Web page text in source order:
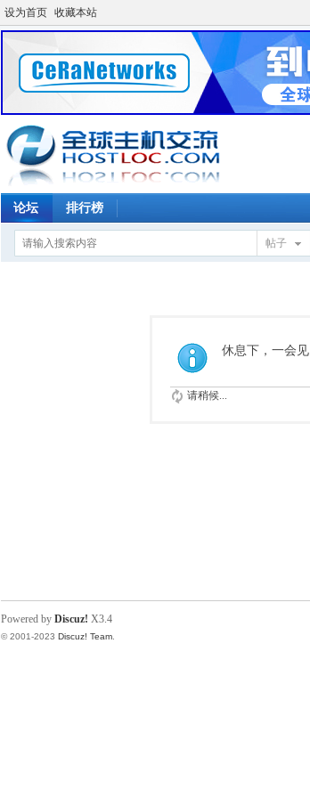
设为首页 收藏本站
论坛 排行榜
帖子
休息下，一会见
请稍候...
Powered by Discuz! X3.4
© 2001-2023 Discuz! Team